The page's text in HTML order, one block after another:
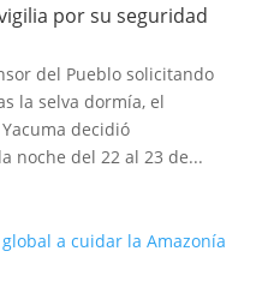
por su seguridad
del Pueblo solicitando
la selva dormía, el
decidió
noche del 22 al 23 de...